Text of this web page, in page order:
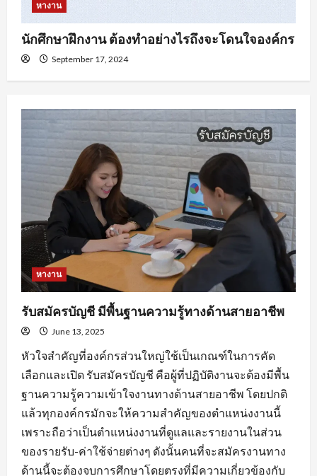
หางาน
นักศึกษาฝึกงาน ต้องทำอย่างไรถึงจะโดนใจองค์กร
September 17, 2024
หางาน
รับสมัครบัญชี มีพื้นฐานความรู้ทางด้านสายอาชีพ
June 13, 2025
หัวใจสำคัญที่องค์กรส่วนใหญ่ใช้เป็นเกณฑ์ในการคัด
เลือกและเปิด รับสมัครบัญชี คือผู้ที่ปฏิบัติงานจะต้องมีพื้น
ฐานความรู้ความเข้าใจงานทางด้านสายอาชีพ โดยปกติ
แล้วทุกองค์กรมักจะให้ความสำคัญของตำแหน่งงานนี้
เพราะถือว่าเป็นตำแหน่งงานที่ดูแลและรายงานในส่วน
ของรายรับ-ค่าใช้จ่ายต่างๆ ดังนั้นคนที่จะสมัครงานทาง
ด้านนี้จะต้องจบการศึกษาโดยตรงที่มีความเกี่ยวข้องกับ